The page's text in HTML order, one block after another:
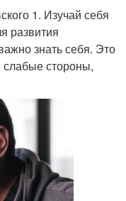
1. Изучай себя
развития
знать себя. Это
слабые стороны,